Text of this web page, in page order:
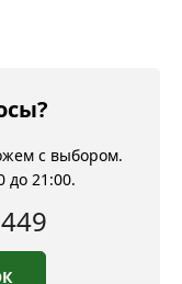
с выбором.
до 21:00.